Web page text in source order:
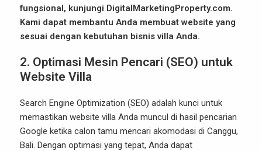
fungsional, kunjungi DigitalMarketingProperty.com.
Kami dapat membantu Anda membuat website yang
sesuai dengan kebutuhan bisnis villa Anda.
2. Optimasi Mesin Pencari (SEO) untuk
Website Villa
Search Engine Optimization (SEO) adalah kunci untuk
memastikan website villa Anda muncul di hasil pencarian
Google ketika calon tamu mencari akomodasi di Canggu,
Bali. Dengan optimasi yang tepat, Anda dapat